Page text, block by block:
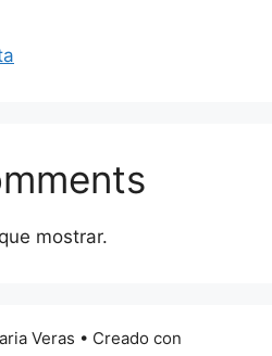
mostrar.
Veras • Creado con